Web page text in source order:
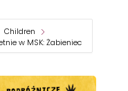
Children
w MSK: Żabieniec